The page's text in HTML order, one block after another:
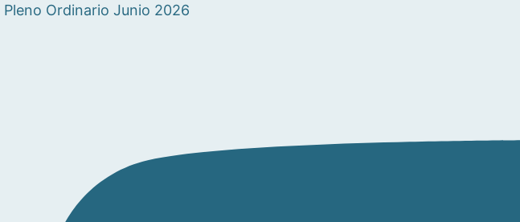
Pleno Ordinario Junio 2026